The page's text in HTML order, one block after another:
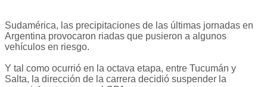
Sudamérica, las precipitaciones de las últimas jornadas en
Argentina provocaron riadas que pusieron a algunos
vehículos en riesgo.
Y tal como ocurrió en la octava etapa, entre Tucumán y
Salta, la dirección de la carrera decidió suspender la